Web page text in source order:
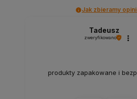
Jak zbieramy
Tadeusz
zweryfikowano
produkty zapakowane i